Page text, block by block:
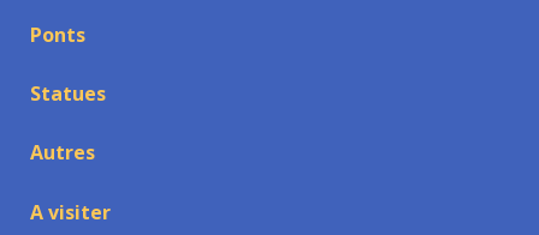
Ponts
Statues
Autres
A visiter